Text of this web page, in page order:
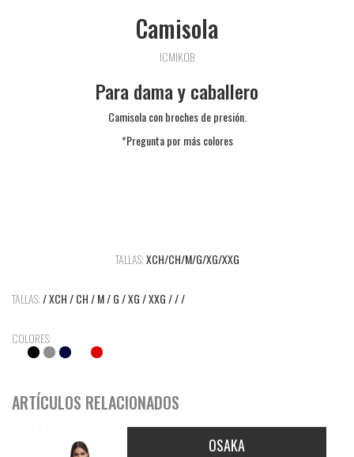
Camisola
ICMIKOB
Para dama y caballero
Camisola con broches de presión.
*Pregunta por más colores
TALLAS:XCH/CH/M/G/XG/XXG
TALLAS:/ XCH / CH / M / G / XG / XXG / / /
COLORES:
ARTÍCULOS RELACIONADOS
OSAKA